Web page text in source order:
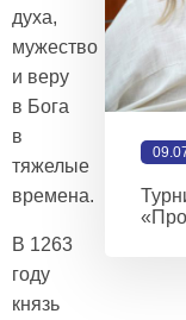
духа,
мужество
и веру
в Бога
в
тяжелые
времена.
В 1263
году
князь